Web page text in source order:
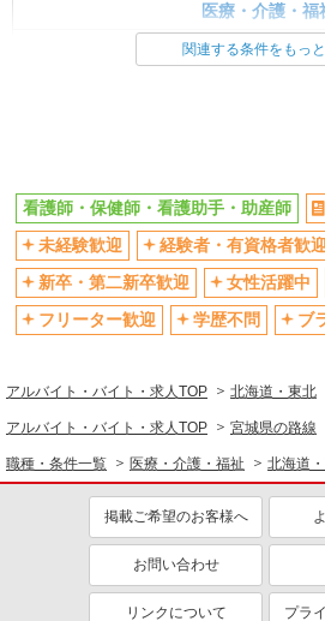
医療・介護・福
看護師・保健師・看護助手・助産師
交通費支給
社会保
産休・育休取得実績あり
関連する条件をもっ
看護師・保健師・看護助手・助産師
未経験歓迎
経験者・有資格者歓迎
新卒・第二新卒歓迎
女性活躍中
フリーター歓迎
学歴不問
ブ
アルバイト・バイト・求人TOP 北海道・東北
アルバイト・バイト・求人TOP 宮城県の路線
職種・条件一覧 医療・介護・福祉 北海道
掲載ご希望のお客様へ
お問い合わせ
リンクについて プラ